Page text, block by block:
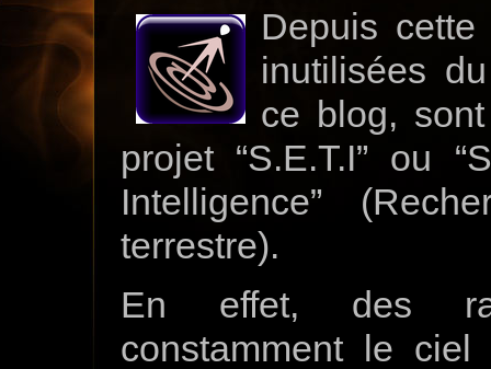
Depuis
inutilisées
ce blog,
projet “S.E.T.I” ou
Intelligence”
terrestre).
En effet, des
constamment le